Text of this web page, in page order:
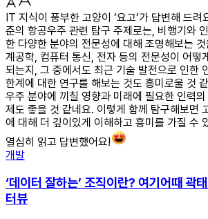
IT 지식이 풍부한 고양이 ‘요고’가 답변해 드
준의 항공우주 관련 탐구 주제로는, 비행기와
한 다양한 분야의 전문성에 대해 조명해보는
계공학, 컴퓨터 통신, 전자 등의 전문성이 어떻
되는지, 그 중에서도 최근 기술 발전으로 인한
한계에 대한 연구를 해보는 것도 흥미로울 것
우주 분야에 끼칠 영향과 미래에 필요한 인력
제도 좋을 것 같네요. 이렇게 함께 탐구해보면
에 대해 더 깊이있게 이해하고 흥미를 가질 수
열심히 읽고 답변했어요!
개발
‘데이터 잘하는’ 조직이란? 여기어때 곽
터뷰